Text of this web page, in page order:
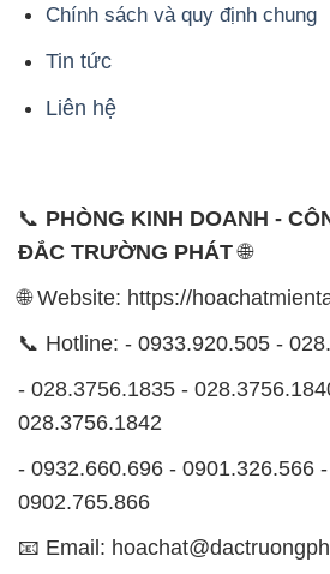
📞
PHÒNG KINH DOANH -
ĐẮC TRƯỜNG PHÁT
- 028.3756.1835 -
0902.765.866
📧 Email:
ĐỊA CHỈ
1229C Quốc lộ 1A, Phường
Quận Bình Tân, TP. Hồ Chí